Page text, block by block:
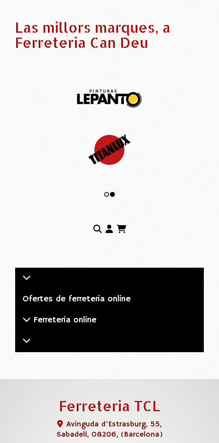
Las millors marques, a
Ferreteria Can Deu
Ofertes de ferreteria online
Ferreteria online
Ferreteria TCL
Avinguda d'Estrasburg, 55,
Sabadell, 08206, (Barcelona)